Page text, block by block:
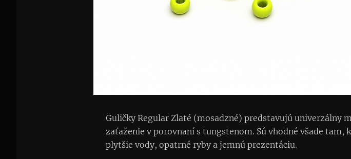
Guličky Regular Zlaté (mosadzné) predstavujú univerzálny
zaťaženie v porovnaní s tungstenom. Sú vhodné všade
plytšie vody, opatrné ryby a jemnú prezentáciu.